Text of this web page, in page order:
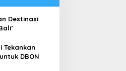
Destinasi
Tekankan
DBON